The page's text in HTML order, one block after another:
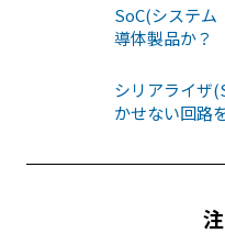
SoC(システム
導体製品か？
シリアライザ
かせない回路